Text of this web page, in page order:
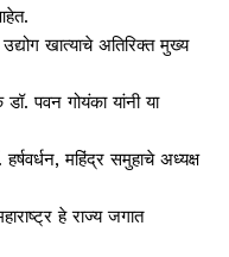
खात्याचे अतिरिक्त मुख्य
पवन गोयंका यांनी या
महिंद्र समुहाचे अध्यक्ष
हे राज्य जगात